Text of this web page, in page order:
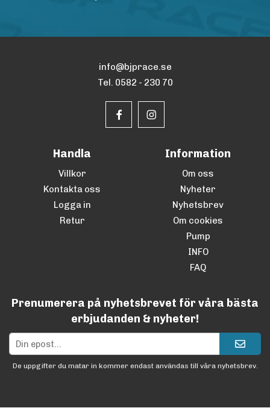
info@bjprace.se
Tel. 0582 - 230 70
Handla
Villkor
Kontakta oss
Logga in
Retur
Information
Om oss
Nyheter
Nyhetsbrev
Om cookies
Pump
INFO
FAQ
Prenumerera på nyhetsbrevet för våra bästa
erbjudanden & nyheter!
De uppgifter du matar in kommer endast användas till våra nyhetsbrev.